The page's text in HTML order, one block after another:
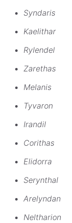
Syndaris
Kaelithar
Rylendel
Zarethas
Melanis
Tyvaron
Irandil
Corithas
Elidorra
Serynthal
Arelyndan
Neltharion